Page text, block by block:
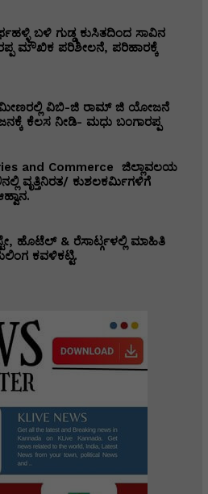
ಬಳಿ ಗುಡ್ಡ ಕುಸಿತದಿಂದ ಸಾವಿನ
ಮೌಖಿಕ ಪರಿಶೀಲನೆ, ಪರಿಹಾರಕ್ಕೆ
ವಿಬಿ-ಜಿ ರಾಮ್ ಜಿ ಯೋಜನೆ
ಕೆಲಸ ನೀಡಿ- ಮಧು ಬಂಗಾರಪ್ಪ
and Commerce ಜಿಲ್ಲಾವಲಯ
ವೃತ್ತಿನಿರತ/ ಕುಶಲಕರ್ಮಿಗಳಿಗೆ
ಹೊಟೆಲ್ & ರೆಸಾರ್ಟ್ಗಳಲ್ಲಿ ಮಾಹಿತಿ
ಕವಳಿಕಟ್ಟಿ.